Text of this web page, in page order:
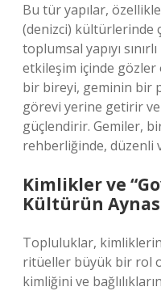
Bu tür yapılar,
(denizci) kültürlerinde
toplumsal yapıyı
etkileşim içinde
bir bireyi, geminin bir
görevi yerine getirir
güçlendirir. Gemiler,
rehberliğinde, düzenli
Kimlikler ve
Kültürün
Topluluklar,
ritüeller büyük bir rol
kimliğini ve